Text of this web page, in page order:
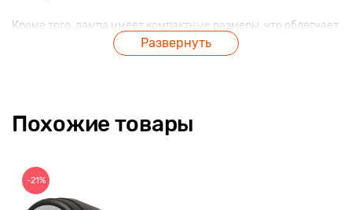
Кроме того, лампа имеет компактные размеры, что облегчает
ее установку и замену. Благодаря своим характеристикам и
надежности, лампа FST L-PRO400H является популярным
Тип лампы: Импульсная
Разброс цветовой температуры, К: 100
Развернуть
Похожие товары
-21%